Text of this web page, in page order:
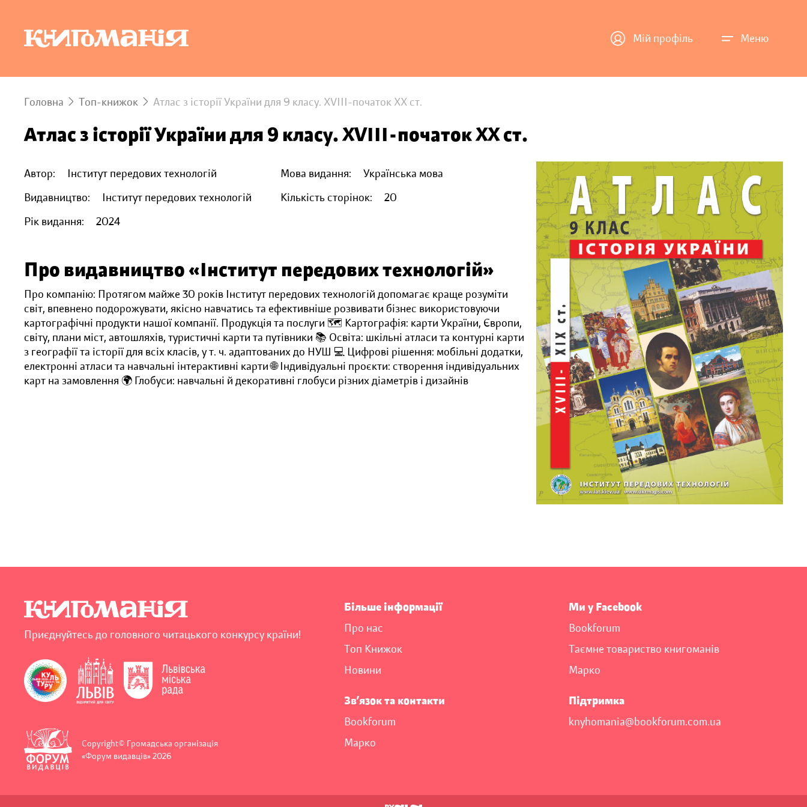
Мій профіль Меню
Головна Топ-книжок Атлас з історії України для 9 класу. XVIII-початок ХХ ст.
Атлас з історії України для 9 класу. XVIII-початок ХХ ст.
Автор:
Інститут передових технологій
Видавництво:
Інститут передових технологій
Рік видання:
2024
Мова видання:
Українська мова
Кількість сторінок:
20
Про видавництво «Інститут передових технологій»
Про компанію: Протягом майже 30 років Інститут передових технологій допомагає краще розуміти
світ, впевнено подорожувати, якісно навчатись та ефективніше розвивати бізнес використовуючи
картографічні продукти нашої компанії. Продукція та послуги 🗺️ Картографія: карти України, Європи,
світу, плани міст, автошляхів, туристичні карти та путівники 📚 Освіта: шкільні атласи та контурні карти
з географії та історії для всіх класів, у т. ч. адаптованих до НУШ 💻 Цифрові рішення: мобільні додатки,
електронні атласи та навчальні інтерактивні карти 🌐 Індивідуальні проєкти: створення індивідуальних
карт на замовлення 🌍 Глобуси: навчальні й декоративні глобуси різних діаметрів і дизайнів
Приєднуйтесь до головного читацького конкурсу країни!
Copyright© Громадська організація
«Форум видавців» 2026
Більше інформації
Про нас
Топ Книжок
Новини
Ми у Facebook
Bookforum
Таємне товариство книгоманів
Марко
Зв’язок та контакти
Bookforum
Марко
Підтримка
knyhomania@bookforum.com.ua